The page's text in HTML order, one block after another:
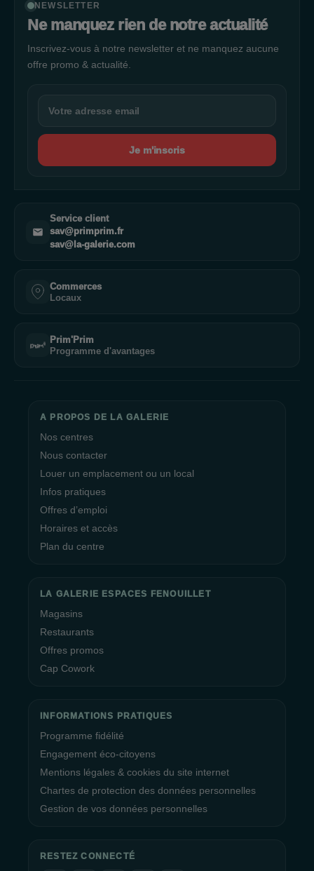
NEWSLETTER
Ne manquez rien de notre actualité
Inscrivez-vous à notre newsletter et ne manquez aucune
offre promo & actualité.
Je m'inscris
Service client
sav@primprim.fr
sav@la-galerie.com
Commerces
Locaux
Prim'Prim
Programme d'avantages
A PROPOS DE LA GALERIE
Nos centres
Nous contacter
Louer un emplacement ou un local
Infos pratiques
Offres d’emploi
Horaires et accès
Plan du centre
LA GALERIE ESPACES FENOUILLET
Magasins
Restaurants
Offres promos
Cap Cowork
INFORMATIONS PRATIQUES
Programme fidélité
Engagement éco-citoyens
Mentions légales & cookies du site internet
Chartes de protection des données personnelles
Gestion de vos données personnelles
RESTEZ CONNECTÉ